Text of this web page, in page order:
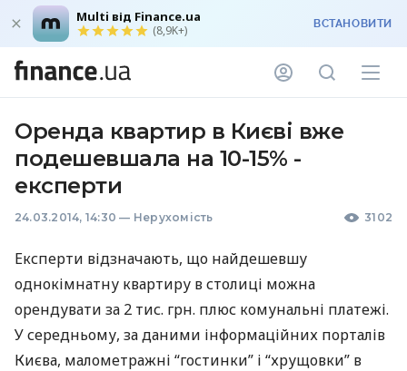
Multi від Finance.ua
(8,9K+) ВСТАНОВИТИ
Оренда квартир в Києві вже
подешевшала на 10-15% -
експерти
24.03.2014, 14:30 — Нерухомість 3102
Експерти відзначають, що найдешевшу
однокімнатну квартиру в столиці можна
орендувати за 2 тис. грн. плюс комунальні платежі.
У середньому, за даними інформаційних порталів
Києва, малометражні “гостинки” і “хрущовки” в